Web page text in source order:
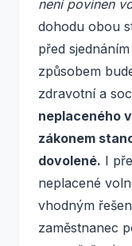
není povinen
dohodu obou
před
způsobem
zdravotní a
neplaceného
zákonem
dovolené. I
neplacené
vhodným
zaměstnanec